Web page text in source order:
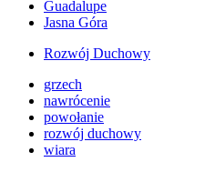
Guadalupe
Jasna Góra
Rozwój Duchowy
grzech
nawrócenie
powołanie
rozwój duchowy
wiara